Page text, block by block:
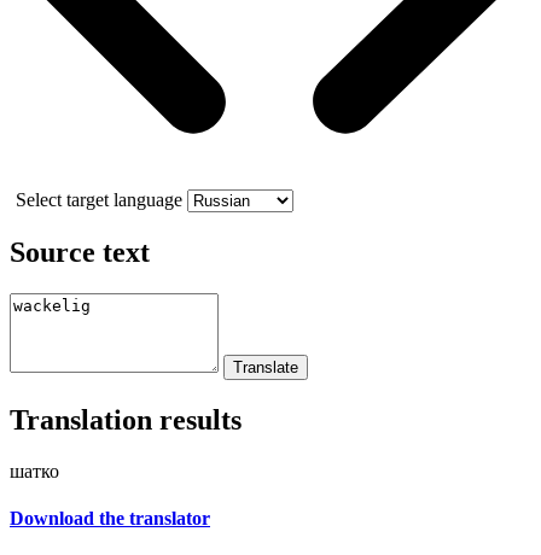
Select target language
Source text
Translation results
шатко
Download the translator